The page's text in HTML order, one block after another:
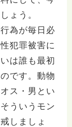
ょう。
為が毎日必
犯罪被害に
は誰も最初
です。動物
ス・男とい
ういうモン
しましょ